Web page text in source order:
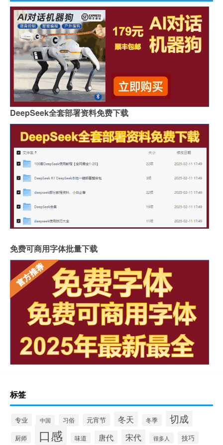
DeepSeek全套部署资料免费下载
免费可商用字体批量下载
标签
专业 中国 习俗 元宵节 冬天 冬季 切成
厨师 口感 味道 唐代 宋代 很多人 技巧